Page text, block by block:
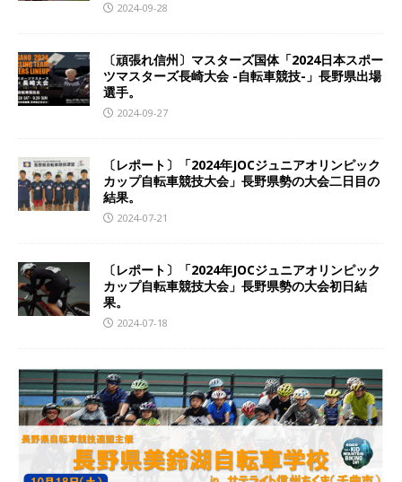
2024-09-28
〔頑張れ信州〕マスターズ国体「2024日本スポー
ツマスターズ長崎大会 -自転車競技-」長野県出場
選手。
2024-09-27
〔レポート〕「2024年JOCジュニアオリンピック
カップ自転車競技大会」長野県勢の大会二日目の
結果。
2024-07-21
〔レポート〕「2024年JOCジュニアオリンピック
カップ自転車競技大会」長野県勢の大会初日結
果。
2024-07-18